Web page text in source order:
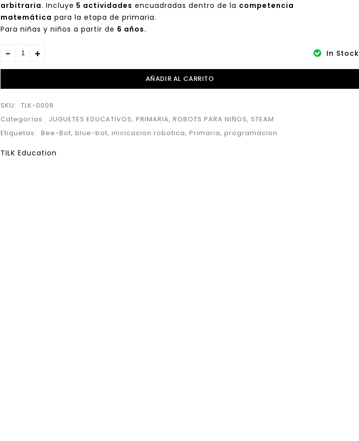
arbitraria. Incluye 5 actividades encuadradas dentro de la competencia
matemática para la etapa de primaria.
Para niñas y niños a partir de 6 años.
In Stock
AÑADIR AL CARRITO
SKU: TLK-0006
Categorías:
JUGUETES EDUCATIVOS,PRIMARIA,ROBOTS PARA NIÑOS, STEAM
Etiquetas: Bee-Bot,blue-bot,inicicacion robotica,Primaria,programacion
TILK Education